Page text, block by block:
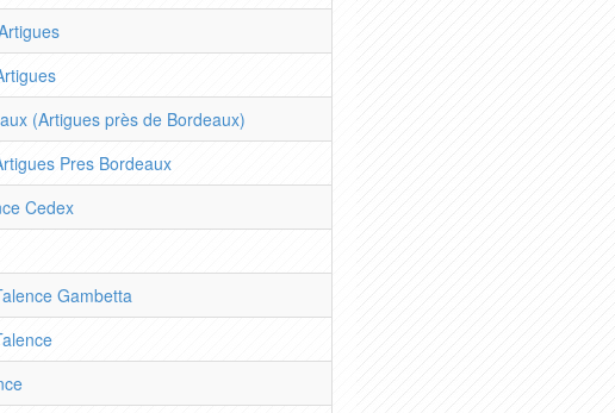
(Artigues près de Bordeaux)
Pres Bordeaux
Cedex
Gambetta